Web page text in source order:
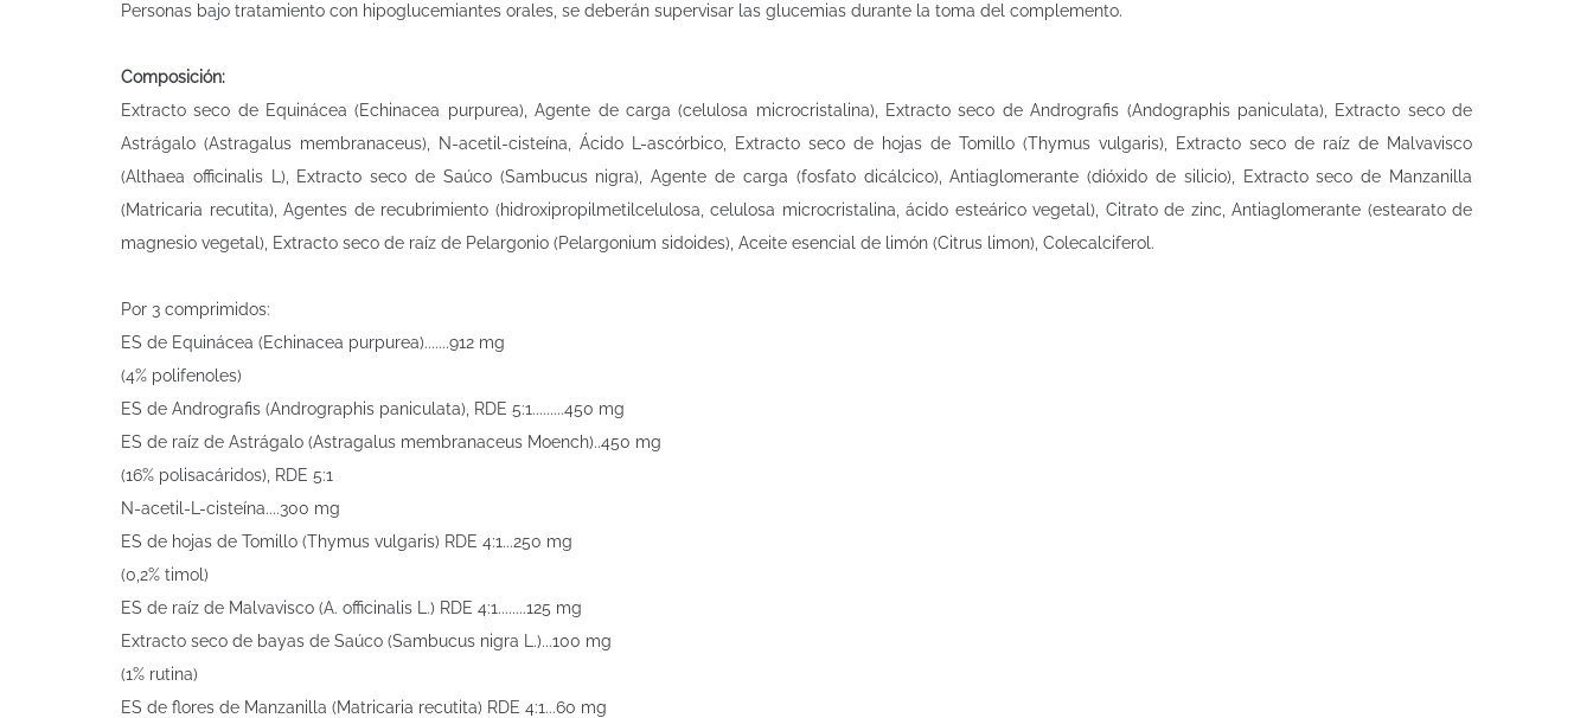
Personas bajo tratamiento con hipoglucemiantes orales, se deberán supervisar las glucemias durante la toma del complemento.
Composición:
Extracto seco de Equinácea (Echinacea purpurea), Agente de carga (celulosa microcristalina), Extracto seco de Andrografis (Andographis paniculata), Extracto seco de
Astrágalo (Astragalus membranaceus), N-acetil-cisteína, Ácido L-ascórbico, Extracto seco de hojas de Tomillo (Thymus vulgaris), Extracto seco de raíz de Malvavisco
(Althaea officinalis L), Extracto seco de Saúco (Sambucus nigra), Agente de carga (fosfato dicálcico), Antiaglomerante (dióxido de silicio), Extracto seco de Manzanilla
(Matricaria recutita), Agentes de recubrimiento (hidroxipropilmetilcelulosa, celulosa microcristalina, ácido esteárico vegetal), Citrato de zinc, Antiaglomerante (estearato de
magnesio vegetal), Extracto seco de raíz de Pelargonio (Pelargonium sidoides), Aceite esencial de limón (Citrus limon), Colecalciferol.
Por 3 comprimidos:
ES de Equinácea (Echinacea purpurea).......912 mg
(4% polifenoles)
ES de Andrografis (Andrographis paniculata), RDE 5:1.........450 mg
ES de raíz de Astrágalo (Astragalus membranaceus Moench)..450 mg
(16% polisacáridos), RDE 5:1
N-acetil-L-cisteína....300 mg
ES de hojas de Tomillo (Thymus vulgaris) RDE 4:1...250 mg
(0,2% timol)
ES de raíz de Malvavisco (A. officinalis L.) RDE 4:1........125 mg
Extracto seco de bayas de Saúco (Sambucus nigra L.)...100 mg
(1% rutina)
ES de flores de Manzanilla (Matricaria recutita) RDE 4:1...60 mg